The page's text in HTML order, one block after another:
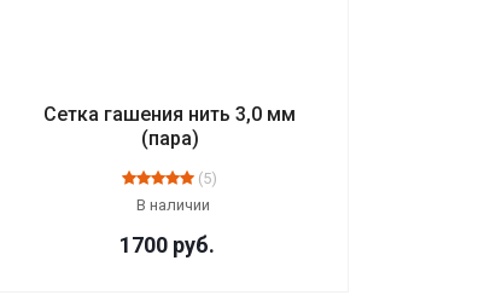
Сетка гашения нить 3,0 мм
(пара)
(5)
В наличии
1700 руб.